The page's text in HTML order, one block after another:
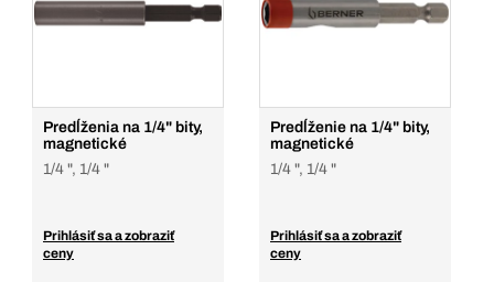
Predĺženia na 1/4" bity,
magnetické
1/4 ", 1/4 "
Prihlásiť sa a zobraziť
ceny
Predĺženie na 1/4" bity,
magnetické
1/4 ", 1/4 "
Prihlásiť sa a zobraziť
ceny